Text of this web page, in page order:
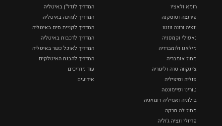
רומא ולאציו
פירנצה וטוסקנה ‏
ונציה ורונה וונטו
נאפולי‏ וקמפניה
מילאנו ולומברדיה
מחוז אומבריה
צ'ינקווה טרה וליגוריה
פוליה וסיציליה ‏
טורינו ופיימונטה
בולוניה ואמיליה רומאניה
מחוז לה מרקה
פריולי ונציה ג'וליה
המדריך לנדל"ן באיטליה
המדריך לנהיגה באיטליה
המדריך לקניית סים באיטליה
המדריך לרכבות באיטליה
המדריך לאוכל כשר באיטליה
המדריך להבנת האיטלקים
עוד מדריכים
אירועים